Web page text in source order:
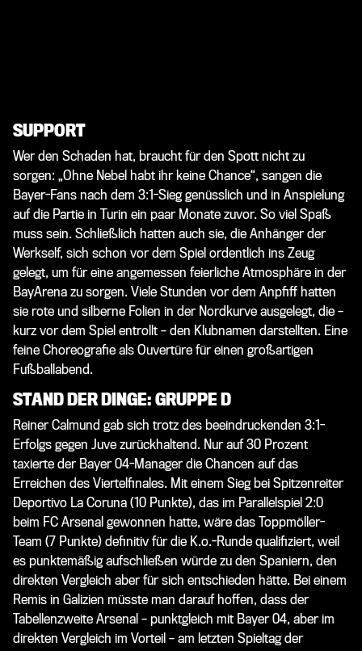
SUPPORT
Wer den Schaden hat, braucht für den Spott nicht zu
sorgen: „Ohne Nebel habt ihr keine Chance“, sangen die
Bayer-Fans nach dem 3:1-Sieg genüsslich und in Anspielung
auf die Partie in Turin ein paar Monate zuvor. So viel Spaß
muss sein. Schließlich hatten auch sie, die Anhänger der
Werkself, sich schon vor dem Spiel ordentlich ins Zeug
gelegt, um für eine angemessen feierliche Atmosphäre in der
BayArena zu sorgen. Viele Stunden vor dem Anpfiff hatten
sie rote und silberne Folien in der Nordkurve ausgelegt, die –
kurz vor dem Spiel entrollt – den Klubnamen darstellten. Eine
feine Choreografie als Ouvertüre für einen großartigen
Fußballabend.
STAND DER DINGE: GRUPPE D
Reiner Calmund gab sich trotz des beeindruckenden 3:1-
Erfolgs gegen Juve zurückhaltend. Nur auf 30 Prozent
taxierte der Bayer 04-Manager die Chancen auf das
Erreichen des Viertelfinales. Mit einem Sieg bei Spitzenreiter
Deportivo La Coruna (10 Punkte), das im Parallelspiel 2:0
beim FC Arsenal gewonnen hatte, wäre das Toppmöller-
Team (7 Punkte) definitiv für die K.o.-Runde qualifiziert, weil
es punktemäßig aufschließen würde zu den Spaniern, den
direkten Vergleich aber für sich entschieden hätte. Bei einem
Remis in Galizien müsste man darauf hoffen, dass der
Tabellenzweite Arsenal – punktgleich mit Bayer 04, aber im
direkten Vergleich im Vorteil – am letzten Spieltag der